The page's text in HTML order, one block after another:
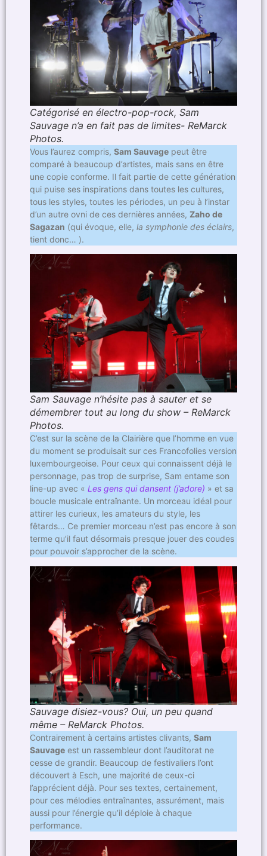
Catégorisé en électro-pop-rock, Sam
Sauvage n’a en fait pas de limites- ReMarck
Photos.
Vous l’aurez compris, Sam Sauvage peut être
comparé à beaucoup d’artistes, mais sans en être
une copie conforme. Il fait partie de cette génération
qui puise ses inspirations dans toutes les cultures,
tous les styles, toutes les périodes, un peu à l’instar
d’un autre ovni de ces dernières années, Zaho de
Sagazan (qui évoque, elle, la symphonie des éclairs,
tient donc… ).
Sam Sauvage n’hésite pas à sauter et se
démembrer tout au long du show – ReMarck
Photos.
C’est sur la scène de la Clairière que l’homme en vue
du moment se produisait sur ces Francofolies version
luxembourgeoise. Pour ceux qui connaissent déjà le
personnage, pas trop de surprise, Sam entame son
line-up avec « Les gens qui dansent (j’adore) » et sa
boucle musicale entraînante. Un morceau idéal pour
attirer les curieux, les amateurs du style, les
fêtards… Ce premier morceau n’est pas encore à son
terme qu’il faut désormais presque jouer des coudes
pour pouvoir s’approcher de la scène.
Sauvage disiez-vous? Oui, un peu quand
même – ReMarck Photos.
Contrairement à certains artistes clivants, Sam
Sauvage est un rassembleur dont l’auditorat ne
cesse de grandir. Beaucoup de festivaliers l’ont
découvert à Esch, une majorité de ceux-ci
l’apprécient déjà. Pour ses textes, certainement,
pour ces mélodies entraînantes, assurément, mais
aussi pour l’énergie qu’il déploie à chaque
performance.